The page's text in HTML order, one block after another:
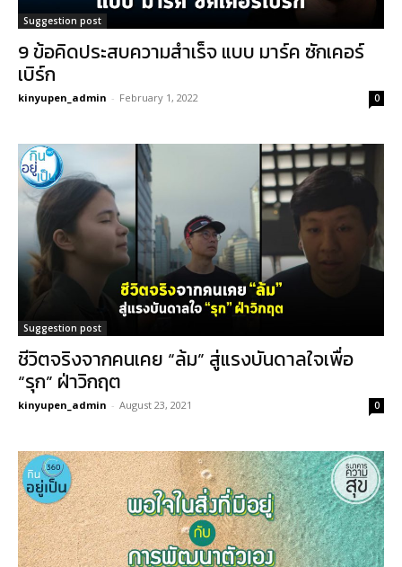
Suggestion post
9 ข้อคิดประสบความสำเร็จ แบบ มาร์ค ซักเคอร์
เบิร์ก
kinyupen_admin - February 1, 2022 0
Suggestion post
ชีวิตจริงจากคนเคย “ล้ม” สู่แรงบันดาลใจเพื่อ
“รุก” ฝ่าวิกฤต
kinyupen_admin - August 23, 2021 0